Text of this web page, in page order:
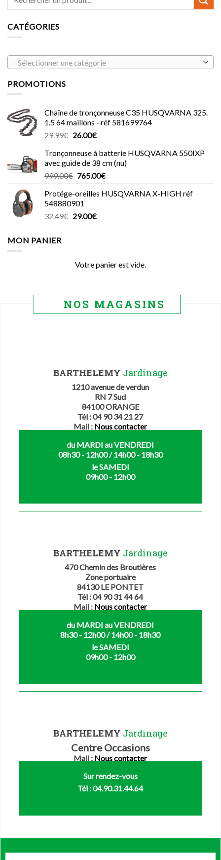
CATÉGORIES
Sélectionner une catégorie
PROMOTIONS
Chaîne de tronçonneuse C35 HUSQVARNA 325.
1.5 64 maillons - réf 581699764
29.99€ Le
initial
était :
29.99€.
26.00€Le
actuel
est :
26.00€.
Tronçonneuse à batterie HUSQVARNA 550IXP
avec guide de 38 cm (nu)
999.00€ Le
initial
était :
999.00€.
765.00€Le
actuel
Protége-oreilles HUSQVARNA X-HIGH réf
548880901
32.49€ Le
29.00€Le
MON PANIER
Votre panier est vide.
NOS MAGASINS
BARTHELEMY Jardinage
1210 avenue de verdun
RN 7 Sud
84100 ORANGE
Tél : 04 90 34 21 27
Mail : Nous contacter
du MARDI au VENDREDI
08h30 - 12h00 / 14h00 - 18h30
le SAMEDI
09h00 - 12h00
BARTHELEMY Jardinage
470 Chemin des Broutières
Zone portuaire
84130 LE PONTET
Tél : 04 90 31 44 64
Mail : Nous contacter
du MARDI au VENDREDI
8h30 - 12h00 / 14h00 - 18h30
le SAMEDI
09h00 - 12h00
BARTHELEMY Jardinage
Centre Occasions
Mail : Nous contacter
Sur rendez-vous
Tél : 04.90.31.44.64